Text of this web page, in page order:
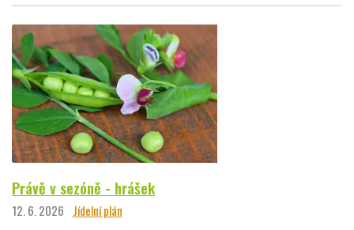
Právě v sezóně - hrášek
12. 6. 2026 Jídelní plán